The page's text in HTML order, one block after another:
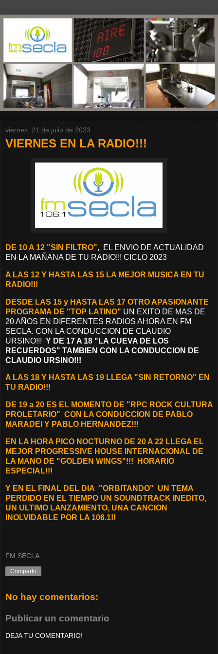
viernes, 21 de julio de 2023
VIERNES EN LA RADIO!!!
DE 10 A 12 "SIN FILTRO", EL ENVIO DE ACTUALIDAD
EN LA MAÑANA DE TU RADIO!!! CICLO 2023
A LAS 12 Y HASTA LAS 15 LA MEJOR MUSICA EN TU
RADIO!!!
DESDE LAS 15 y HASTA LAS 17 OTRO APASIONANTE
PROGRAMA DE "TOP LATINO" UN EXITO DE MAS DE
20 AÑOS EN DIFERENTES RADIOS AHORA EN FM
SECLA. CON LA CONDUCCION DE CLAUDIO
URSINO!!! Y DE 17 A 18 "LA CUEVA DE LOS
RECUERDOS" TAMBIEN CON LA CONDUCCION DE
CLAUDIO URSINO!!!
A LAS 18 Y HASTA LAS 19 LLEGA "SIN RETORNO" EN
TU RADIO!!!
DE 19 a 20 ES EL MOMENTO DE "RPC ROCK CULTURA
PROLETARIO" CON LA CONDUCCION DE PABLO
MARADEI Y PABLO HERNANDEZ!!!
EN LA HORA PICO NOCTURNO DE 20 A 22 LLEGA EL
MEJOR PROGRESSIVE HOUSE INTERNACIONAL DE
LA MANO DE "GOLDEN WINGS"!!! HORARIO
ESPECIAL!!!
Y EN EL FINAL DEL DIA "ORBITANDO" UN TEMA
PERDIDO EN EL TIEMPO UN SOUNDTRACK INEDITO,
UN ULTIMO LANZAMIENTO, UNA CANCION
INOLVIDABLE POR LA 106.1!!
FM SECLA
Compartir
No hay comentarios:
Publicar un comentario
DEJA TU COMENTARIO!